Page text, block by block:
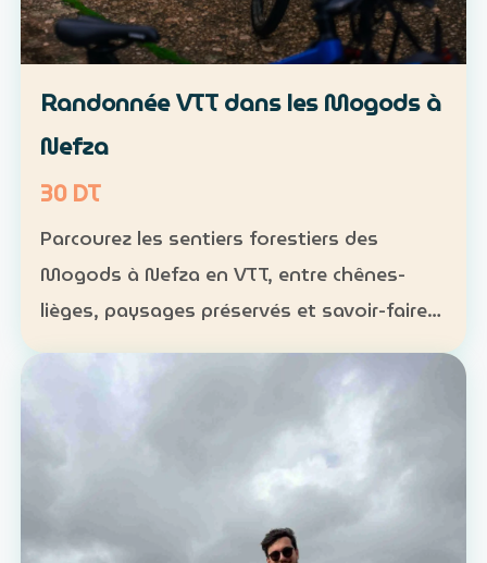
Randonnée VTT dans les Mogods à
Nefza
30 DT
Parcourez les sentiers forestiers des
Mogods à Nefza en VTT, entre chênes-
lièges, paysages préservés et savoir-faire
local. VTT : 1 h à 1 h 30, niveau
intermédiaire — 30 DT par personne
Déjeuner maison : 35 DT par pers…